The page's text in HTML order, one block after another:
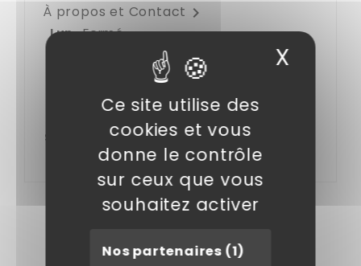
Ce site utilise des
cookies et vous
donne le contrôle
sur ceux que vous
souhaitez activer
Nos partenaires (1)
X
À propos et Contact 
Lun. Fermé
08:30–12:00, 14:00–18:30
08:30–12:00, 14:00–18:30
08:30–12:00, 14:00–18:30
08:30–12:00, 14:00–18:30
Sam. 08:30–12:00, 14:00–17:30
Fermé